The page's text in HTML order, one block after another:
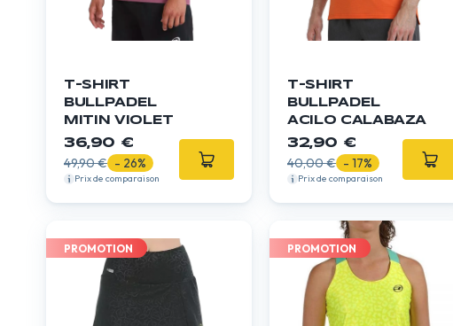
T-SHIRT
BULLPADEL
MITIN VIOLET
36,90 €
49,90 € - 26%
Prix de comparaison
T-SHIRT
BULLPADEL
ACILO CALABAZA
32,90 €
40,00 € - 17%
Prix de comparaison
PROMOTION PROMOTION